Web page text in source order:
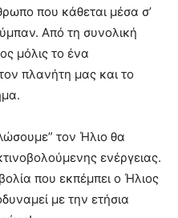
που κάθεται μέσα σ’
Από τη συνολική
μόλις το ένα
πλανήτη μας και το
τον Ήλιο θα
ενέργειας.
που εκπέμπει ο Ήλιος
με την ετήσια